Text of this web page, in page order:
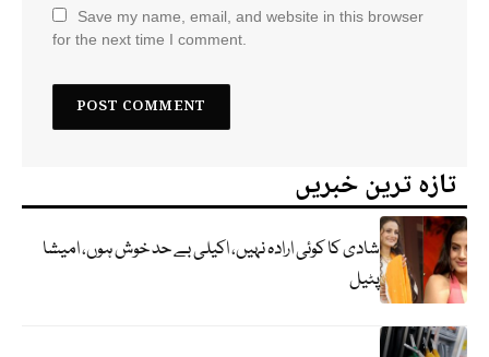
Save my name, email, and website in this browser
for the next time I comment.
تازہ ترین خبریں
شادی کا کوئی ارادہ نہیں، اکیلی بے حد خوش ہوں، امیشا
پٹیل